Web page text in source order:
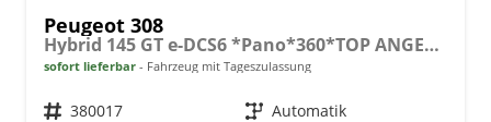
Peugeot 308
Hybrid 145 GT e-DCS6 *Pano*360*TOP ANGEBOT
sofort lieferbar Fahrzeug mit Tageszulassung
Fahrzeugnr. 380017 Getriebe Automatik